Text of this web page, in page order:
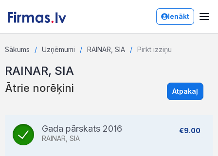
Ienākt
Sākums Uzņēmumi RAINAR, SIA Pirkt izziņu
RAINAR, SIA
Ātrie norēķini Atpakaļ
Gada pārskats 2016
RAINAR, SIA
€9.00